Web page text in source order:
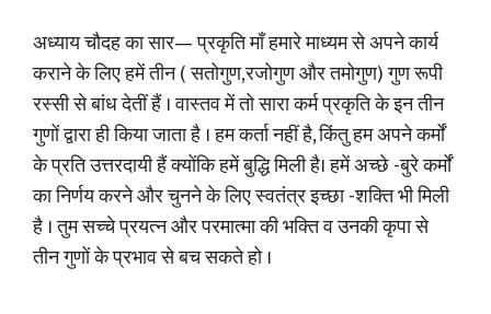
अध्याय चौदह का सार— प्रकृति मॉं हमारे माध्यम से अपने कार्य
कराने के लिए हमें तीन ( सतोगुण,रजोगुण और तमोगुण) गुण रूपी
रस्सी से बांध देतीं हैं । वास्तव में तो सारा कर्म प्रकृति के इन तीन
गुणों द्वारा ही किया जाता है । हम कर्ता नहीं है, किंतु हम अपने कर्मों
के प्रति उत्तरदायी हैं क्योंकि हमें बुद्धि मिली है। हमें अच्छे -बुरे कर्मों
का निर्णय करने और चुनने के लिए स्वतंत्र इच्छा -शक्ति भी मिली
है । तुम सच्चे प्रयत्न और परमात्मा की भक्ति व उनकी कृपा से
तीन गुणों के प्रभाव से बच सकते हो ।